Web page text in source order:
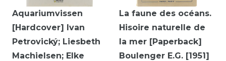
Aquariumvissen
[Hardcover] Ivan
Petrovický; Liesbeth
Machielsen; Elke
La faune des océans.
Hisoire naturelle de
la mer [Paperback]
Boulenger E.G. [1951]